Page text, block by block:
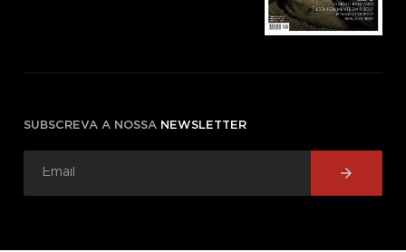
SUBSCREVA A NOSSA NEWSLETTER